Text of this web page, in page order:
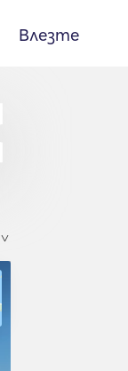
Влезте
>